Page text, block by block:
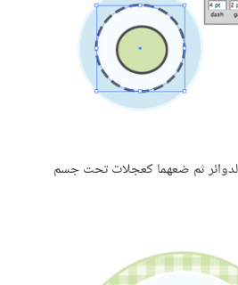
ثم ضعهما كعجلات تحت جسم